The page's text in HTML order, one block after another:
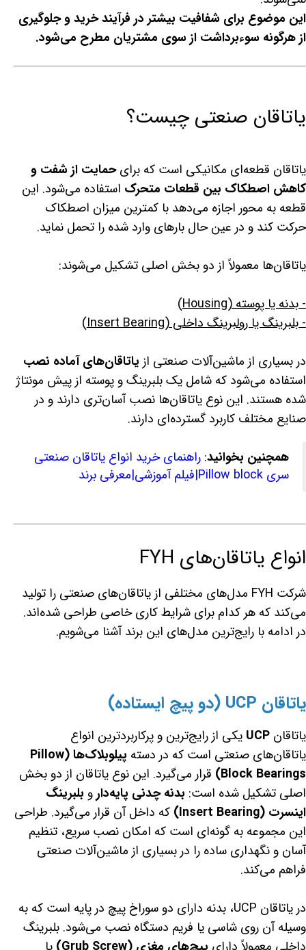
این موضوع برای شفافیت بیشتر در فرآیند خرید و جلوگیری
از هرگونه سوءبرداشت از سوی مشتریان مطرح می‌شود.
یاتاقان صنعتی چیست؟
یاتاقان قطعه‌ای مکانیکی است که برایحمایت از شفت و
کاهش اصطکاک بین قطعات متحرک استفاده می‌شود. این
قطعه به محور اجازه می‌دهد با کمترین میزان اصطکاک
حرکت کند و در عین حال بارهای وارد شده را تحمل نماید.
یاتاقان‌ها معمولاً از دو بخش اصلی تشکیل می‌شوند:
- بدنه یا پوسته (Housing)
- بلبرینگ یا رولبرینگ داخلی (Insert Bearing)
در بسیاری از ماشین‌آلات صنعتی از یاتاقان‌های آماده نصب
استفاده می‌شود که شامل یک بلبرینگ و پوسته از پیش مونتاژ
شده هستند. این نوع یاتاقان‌ها نصب آسان‌تری دارند و در
صنایع مختلف کاربرد گسترده‌ای دارند.
همچنین بخوانید:راهنمای‌ خرید انواع یاتاقان صنعتی
سری Pillow block|فیلم آموزشی|معرفی برند
انواع یاتاقان‌های FYH
شرکت FYH مدل‌های مختلفی از یاتاقان‌های صنعتی را تولید
می‌کند که هر کدام برای شرایط کاری خاصی طراحی شده‌اند.
در ادامه با رایج‌ترین مدل‌های این برند آشنا می‌شویم.
یاتاقان UCP (دو پیچ ایستاده)
یاتاقانUCP یکی از رایج‌ترین و پرکاربردترین انواع
یاتاقان‌های صنعتی است که در دسته
پیلوبلاک‌ها (Pillow
Block Bearings) قرار می‌گیرد. این نوع یاتاقان از دو بخش
اصلی تشکیل شده است: بدنه چدنی پایه‌دارو بلبرینگ
اینسرت (Insert Bearing)
که داخل آن قرار می‌گیرد. طراحی
این مجموعه به گونه‌ای است که امکان نصب سریع، تنظیم
آسان و نگهداری ساده را در بسیاری از ماشین‌آلات صنعتی
فراهم می‌کند.
در یاتاقان UCP، بدنه دارای دو سوراخ پیچ در پایه است که به
وسیله آن روی شاسی یا فریم دستگاه نصب می‌شود. بلبرینگ